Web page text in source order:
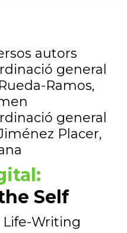
autors
general
Ramos,
general
Placer,
Self
Life-Writing